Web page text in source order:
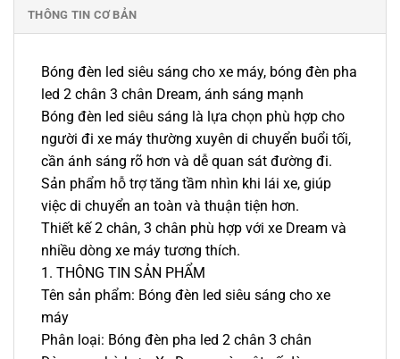
THÔNG TIN CƠ BẢN
Bóng đèn led siêu sáng cho xe máy, bóng đèn pha
led 2 chân 3 chân Dream, ánh sáng mạnh
Bóng đèn led siêu sáng là lựa chọn phù hợp cho
người đi xe máy thường xuyên di chuyển buổi tối,
cần ánh sáng rõ hơn và dễ quan sát đường đi.
Sản phẩm hỗ trợ tăng tầm nhìn khi lái xe, giúp
việc di chuyển an toàn và thuận tiện hơn.
Thiết kế 2 chân, 3 chân phù hợp với xe Dream và
nhiều dòng xe máy tương thích.
1. THÔNG TIN SẢN PHẨM
Tên sản phẩm: Bóng đèn led siêu sáng cho xe
máy
Phân loại: Bóng đèn pha led 2 chân 3 chân